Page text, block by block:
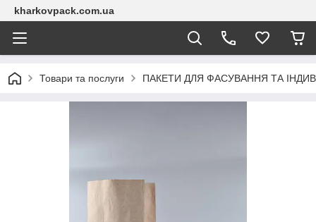
kharkovpack.com.ua
Товари та послуги ПАКЕТИ ДЛЯ ФАСУВАННЯ ТА